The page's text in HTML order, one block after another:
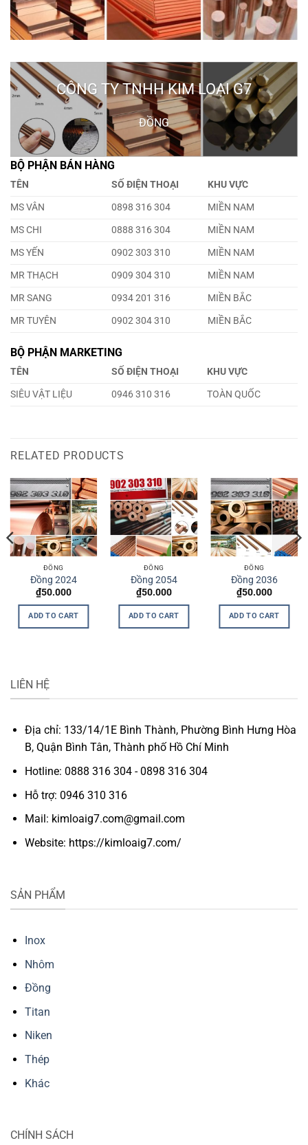
CÔNG TY TNHH KIM LOẠI G7
ĐỒNG
BỘ PHẬN BÁN HÀNG
TÊN SỐ ĐIỆN THOẠI
KHU VỰC
MS VÂN
0898 316 304
MIỀN NAM
MS CHI
0888 316 304
MIỀN NAM
MS YẾN
0902 303 310
MIỀN NAM
MR THẠCH
0909 304 310
MIỀN NAM
MR SANG
0934 201 316
MIỀN BẮC
MR TUYÊN
0902 304 310 MIỀN BẮC
BỘ PHẬN MARKETING
TÊN SỐ ĐIỆN THOẠI
KHU VỰC
SIÊU VẬT LIỆU
0946 310 316 TOÀN QUỐC
RELATED PRODUCTS
ĐỒNG
Đồng 2024
₫50.000
ADD TO CART
ĐỒNG
Đồng 2054
₫50.000
ADD TO CART
ĐỒNG
Đồng 2036
₫50.000
ADD TO CART
LIÊN HỆ
Địa chỉ: 133/14/1E Bình Thành, Phường Bình Hưng Hòa
B, Quận Bình Tân, Thành phố Hồ Chí Minh
Hotline: 0888 316 304 - 0898 316 304
Hỗ trợ: 0946 310 316
Mail: kimloaig7.com@gmail.com
Website: https://kimloaig7.com/
SẢN PHẨM
Inox
Nhôm
Đồng
Titan
Niken
Thép
Khác
CHÍNH SÁCH